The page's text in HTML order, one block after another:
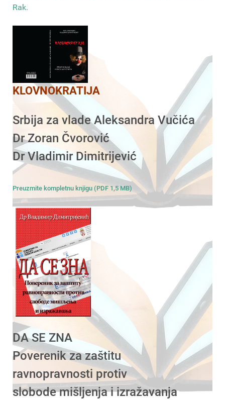
Rak.
KLOVNOKRATIJA
Srbija za vlade Aleksandra Vučića
Dr Zoran Čvorović
Dr Vladimir Dimitrijević
Preuzmite kompletnu knjigu (PDF 1,5 MB)
DA SE ZNA
Poverenik za zaštitu
ravnopravnosti protiv
slobode mišljenja i izražavanja